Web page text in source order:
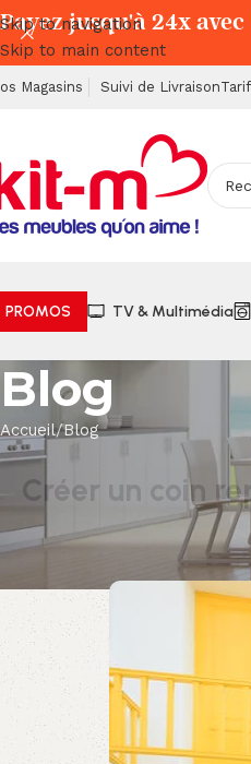
Skip to navigation
Skip to main content
Magasins Suivi de Livraison
PROMOS TV & Multimédia
Blog
Accueil Blog
Créer un coin
Payez jusqu'à 24x avec